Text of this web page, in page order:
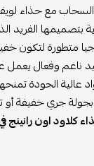
مع حذاء
بتصميمها الفريد
متطورة لتكون
ناعم وفعال
الجودة
جري خفيفة أو
كلاود اون